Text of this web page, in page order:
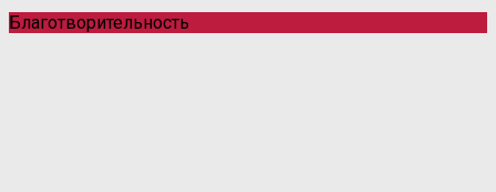
Благотворительность